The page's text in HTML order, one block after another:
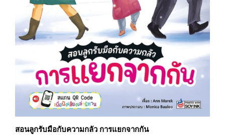
สอนลูกรับมือกับความกลัว การแยกจากกัน